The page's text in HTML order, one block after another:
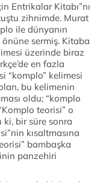
Entrikalar Kitabı”nı
zihnimde. Murat
ile dünyanın
sermiş. Kitaba
üzerinde biraz
en fazla
“komplo” kelimesi
bu kelimenin
oldu; “komplo
teorisi” o
ki, bir süre sonra
kısaltmasına
bambaşka
panzehiri